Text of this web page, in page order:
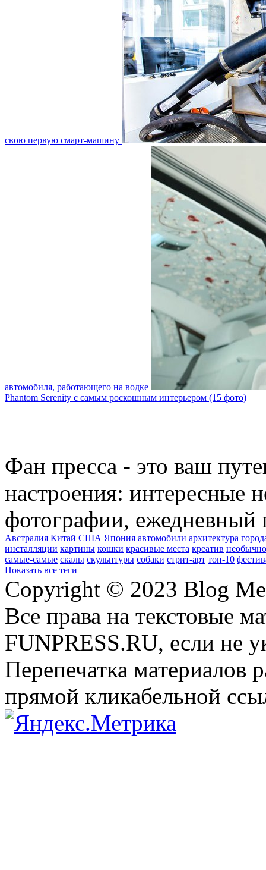
свою первую смарт-машину
автомобиля, работающего на водке
Phantom Serenity с самым роскошным интерьером (15 фото)
Фан пресса - это ваш
настроения: интересные
фотографии, ежедневный
Австралия Китай США Япония автомобили архитектура
инсталляции картины кошки красивые места креатив
самые-самые скалы скульптуры собаки стрит-арт топ-10
Показать все теги
Copyright © 2023 Blog
Все права на текстовые
FUNPRESS.RU, если не
Перепечатка материалов
прямой кликабельной